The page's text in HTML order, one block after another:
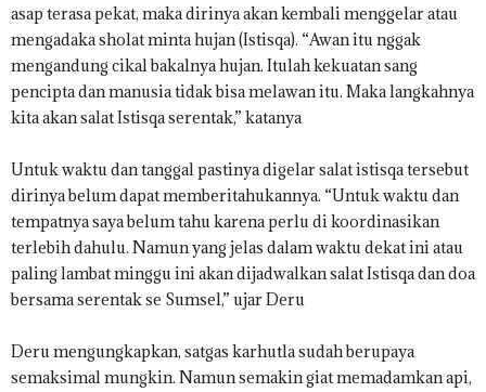
asap terasa pekat, maka dirinya akan kembali menggelar atau
mengadaka sholat minta hujan (Istisqa). “Awan itu nggak
mengandung cikal bakalnya hujan. Itulah kekuatan sang
pencipta dan manusia tidak bisa melawan itu. Maka langkahnya
kita akan salat Istisqa serentak,” katanya
Untuk waktu dan tanggal pastinya digelar salat istisqa tersebut
dirinya belum dapat memberitahukannya. “Untuk waktu dan
tempatnya saya belum tahu karena perlu di koordinasikan
terlebih dahulu. Namun yang jelas dalam waktu dekat ini atau
paling lambat minggu ini akan dijadwalkan salat Istisqa dan doa
bersama serentak se Sumsel,” ujar Deru
Deru mengungkapkan, satgas karhutla sudah berupaya
semaksimal mungkin. Namun semakin giat memadamkan api,